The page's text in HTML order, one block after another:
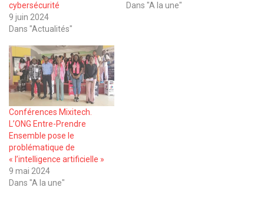
cybersécurité
9 juin 2024
Dans "Actualités"
Dans "A la une"
Conférences Mixitech.
L’ONG Entre-Prendre
Ensemble pose le
problématique de
« l’intelligence artificielle »
9 mai 2024
Dans "A la une"